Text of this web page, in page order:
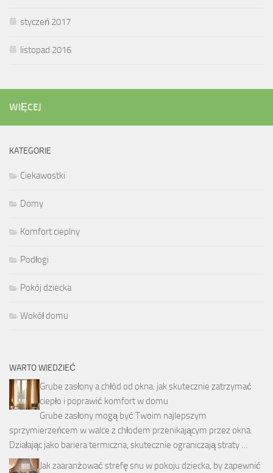
styczeń 2017
listopad 2016
WIĘCEJ
KATEGORIE
Ciekawostki
Domy
Komfort cieplny
Podłogi
Pokój dziecka
Wokół domu
WARTO WIEDZIEĆ
Grube zasłony a chłód od okna: jak skutecznie zatrzymać
ciepło i poprawić komfort w domu
Grube zasłony mogą być Twoim najlepszym
sprzymierzeńcem w walce z chłodem przenikającym przez okna.
Działając jako bariera termiczna, skutecznie ograniczają straty …
Jak zaaranżować strefę snu w pokoju dziecka, by zapewnić